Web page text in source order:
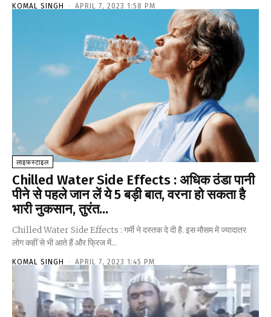
KOMAL SINGH - APRIL 7, 2023 1:58 PM
लाइफस्टाइल
Chilled Water Side Effects : अधिक ठंडा पानी
पीने से पहले जान लें ये 5 बड़ी बात, वरना हो सकता है
भारी नुकसान, तुरंत...
Chilled Water Side Effects : गर्मी ने दस्तक दे दी है. इस मौसम में ज्यादातर
लोग कहीं से भी आते हैं और फ्रिज में...
KOMAL SINGH - APRIL 7, 2023 1:45 PM